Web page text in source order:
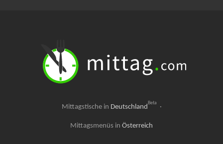
Mittagstische in Deutschland Beta ·
Mittagsmenüs in Österreich